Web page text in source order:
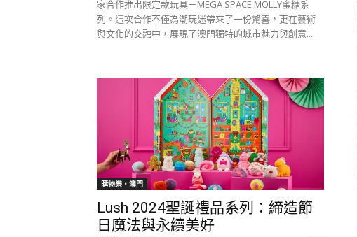
家合作推出限定款玩具－MEGA SPACE MOLLY蜜糖系
列。這次合作不僅為潮玩迷帶來了一份驚喜，更在藝術
與文化的交融中，展現了澳門獨特的城市魅力與創意......
購物樂‧澳門
Lush 2024聖誕禮品系列：締造節
日魔法與永續美好